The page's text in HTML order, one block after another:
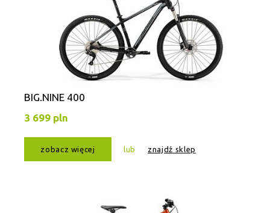
BIG.NINE 400
3 699 pln
zobacz więcej lub znajdź sklep